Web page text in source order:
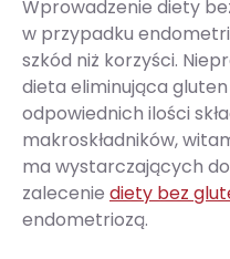
Wprowadzenie diety
w przypadku
szkód niż korzyści.
dieta eliminująca
odpowiednich ilości
makroskładników,
ma wystarczających
zalecenie diety bez
endometriozą.